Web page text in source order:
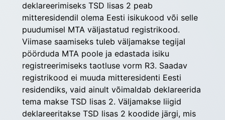
deklareerimiseks TSD lisas 2 peab
mitteresidendil olema Eesti isikukood või selle
puudumisel MTA väljastatud registrikood.
Viimase saamiseks tuleb väljamakse tegijal
pöörduda MTA poole ja edastada isiku
registreerimiseks taotluse vorm R3. Saadav
registrikood ei muuda mitteresidenti Eesti
residendiks, vaid ainult võimaldab deklareerida
tema makse TSD lisas 2. Väljamakse liigid
deklareeritakse TSD lisas 2 koodide järgi, mis